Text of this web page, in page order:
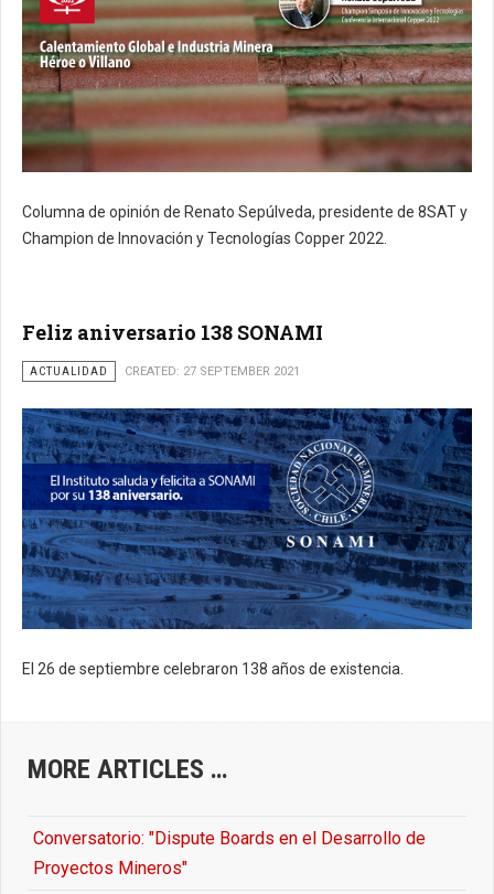
Columna de opinión de Renato Sepúlveda, presidente de 8SAT y
Champion de Innovación y Tecnologías Copper 2022.
Feliz aniversario 138 SONAMI
ACTUALIDAD CREATED: 27 SEPTEMBER 2021
El 26 de septiembre celebraron 138 años de existencia.
MORE ARTICLES …
Conversatorio: "Dispute Boards en el Desarrollo de
Proyectos Mineros"